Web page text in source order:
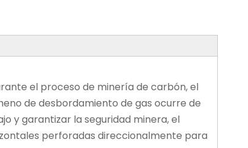
el proceso de minería de carbón, el
de desbordamiento de gas ocurre de
y garantizar la seguridad minera, el
perforadas direccionalmente para